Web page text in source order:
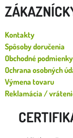
Kontakty
Spôsoby doručenia
Obchodné podmienky
Ochrana osobných
Výmena tovaru
Reklamácia /